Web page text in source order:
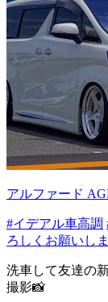
アルファード
#イデアル車高調
ろしくお願いし
洗車して友達の
撮影📸